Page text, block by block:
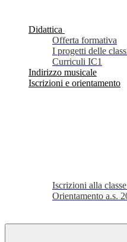
Didattica
Offerta formativa
I progetti delle
Curriculi IC1
Indirizzo musicale
Iscrizioni e orientamento
Iscrizioni alla
Orientamento a.s.